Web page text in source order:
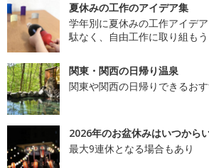
夏休みの工作のアイデア集
学年別に夏休みの工作アイデ
駄なく、自由工作に取り組もう
関東・関西の日帰り温泉
関東や関西の日帰りできるお
2026年のお盆休みはいつから
最大9連休となる場合もあり